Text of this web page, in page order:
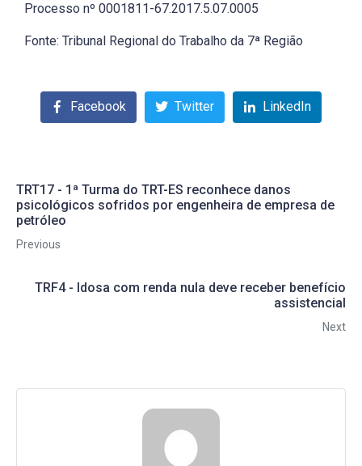
Processo nº 0001811-67.2017.5.07.0005
Fonte: Tribunal Regional do Trabalho da 7ª Região
Facebook Twitter LinkedIn
TRT17 - 1ª Turma do TRT-ES reconhece danos
psicológicos sofridos por engenheira de empresa de
petróleo
Previous
TRF4 - Idosa com renda nula deve receber benefício
assistencial
Next